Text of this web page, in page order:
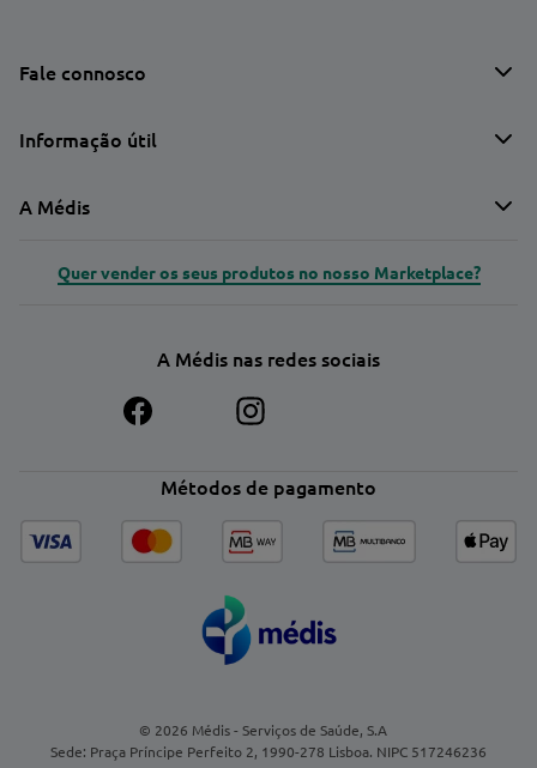
Fale connosco
Informação útil
A Médis
Quer vender os seus produtos no nosso Marketplace?
A Médis nas redes sociais
Métodos de pagamento
© 2026 Médis - Serviços de Saúde, S.A
Sede: Praça Príncipe Perfeito 2, 1990-278 Lisboa. NIPC 517246236